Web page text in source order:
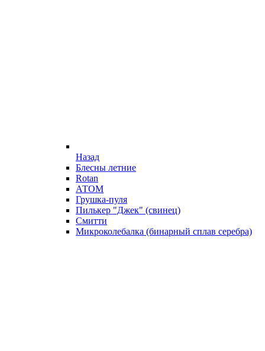
Назад
Блесны летние
Rotan
АТОМ
Грушка-пуля
Пилькер "Джек" (свинец)
Смитти
Микроколебалка (бинарный сплав серебра)